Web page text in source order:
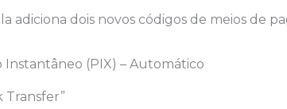
adiciona dois novos códigos de meios de
(PIX) – Automático
Transfer”